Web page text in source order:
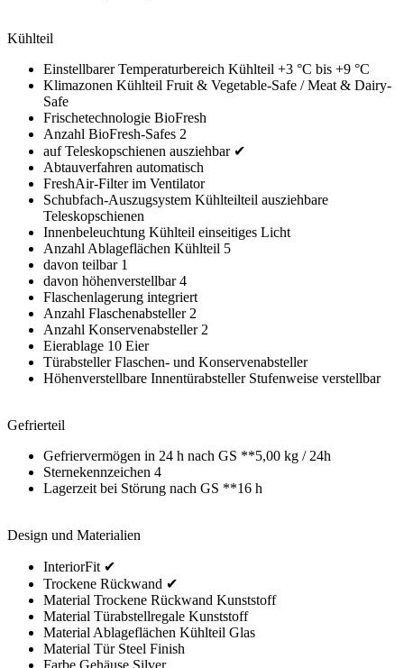
Kühlteil
Einstellbarer Temperaturbereich Kühlteil +3 °C bis +9 °C
Klimazonen Kühlteil Fruit & Vegetable-Safe / Meat & Dairy-
Safe
Frischetechnologie BioFresh
Anzahl BioFresh-Safes 2
auf Teleskopschienen ausziehbar ✔
Abtauverfahren automatisch
FreshAir-Filter im Ventilator
Schubfach-Auszugsystem Kühlteilteil ausziehbare
Teleskopschienen
Innenbeleuchtung Kühlteil einseitiges Licht
Anzahl Ablageflächen Kühlteil 5
davon teilbar 1
davon höhenverstellbar 4
Flaschenlagerung integriert
Anzahl Flaschenabsteller 2
Anzahl Konservenabsteller 2
Eierablage 10 Eier
Türabsteller Flaschen- und Konservenabsteller
Höhenverstellbare Innentürabsteller Stufenweise verstellbar
Gefrierteil
Gefriervermögen in 24 h nach GS **5,00 kg / 24h
Sternekennzeichen 4
Lagerzeit bei Störung nach GS **16 h
Design und Materialien
InteriorFit ✔
Trockene Rückwand ✔
Material Trockene Rückwand Kunststoff
Material Türabstellregale Kunststoff
Material Ablageflächen Kühlteil Glas
Material Tür Steel Finish
Farbe Gehäuse Silver